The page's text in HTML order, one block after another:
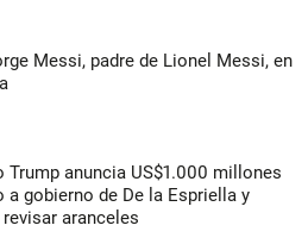
Messi, padre de Lionel Messi, en
Trump anuncia US$1.000 millones
a gobierno de De la Espriella y
aranceles